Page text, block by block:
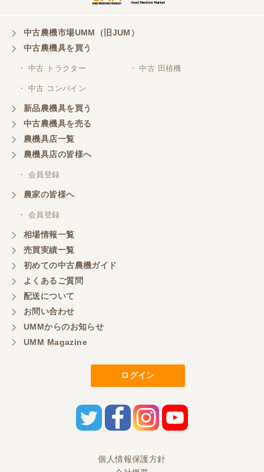
です。
山梨県／井上農場
このたびはお取引ありがとうございました。 梱包も
山梨県／
商談成立の連絡をいたいておりません。
山梨県／中川
このたびは、ありがとうございました。
山梨県／好ちゃん
大変いい商品で草刈り作業で活躍しています
中古農機市場UMM（旧JUM）
中古農機具を買う
・ 中古 トラクター ・ 中古 田植機
・ 中古 コンバイン
新品農機具を買う
中古農機具を売る
農機具店一覧
農機具店の皆様へ
・ 会員登録
農家の皆様へ
・ 会員登録
相場情報一覧
売買実績一覧
初めての中古農機ガイド
よくあるご質問
配送について
お問い合わせ
UMMからのお知らせ
UMM Magazine
ログイン
個人情報保護方針